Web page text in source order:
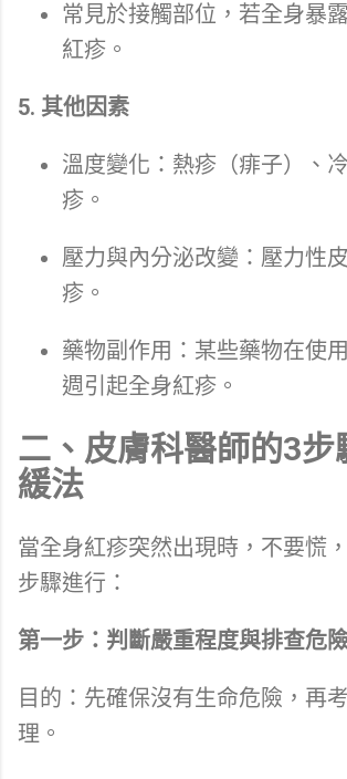
常見於接觸部位，若全身暴
紅疹。
5. 其他因素
溫度變化：熱疹（痱子）、
疹。
壓力與內分泌改變：壓力性
疹。
藥物副作用：某些藥物在使
週引起全身紅疹。
二、皮膚科醫師的3步
緩法
當全身紅疹突然出現時，不要慌
步驟進行：
第一步：判斷嚴重程度與排查危
目的：先確保沒有生命危險，再
理。